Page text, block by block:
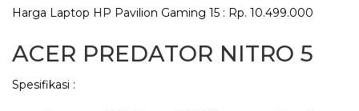
Harga Laptop HP Pavilion Gaming 15 : Rp. 10.499.000
ACER PREDATOR NITRO 5
Spesifikasi :